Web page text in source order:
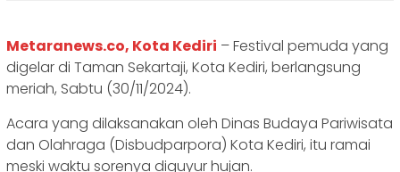
Metaranews.co, Kota Kediri – Festival pemuda yang
digelar di Taman Sekartaji, Kota Kediri, berlangsung
meriah, Sabtu (30/11/2024).
Acara yang dilaksanakan oleh Dinas Budaya Pariwisata
dan Olahraga (Disbudparpora) Kota Kediri, itu ramai
meski waktu sorenya diguyur hujan.